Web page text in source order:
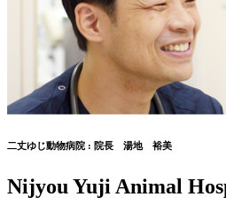
二丈ゆじ動物病院 : 院長 湯地 裕美
Nijyou Yuji Animal